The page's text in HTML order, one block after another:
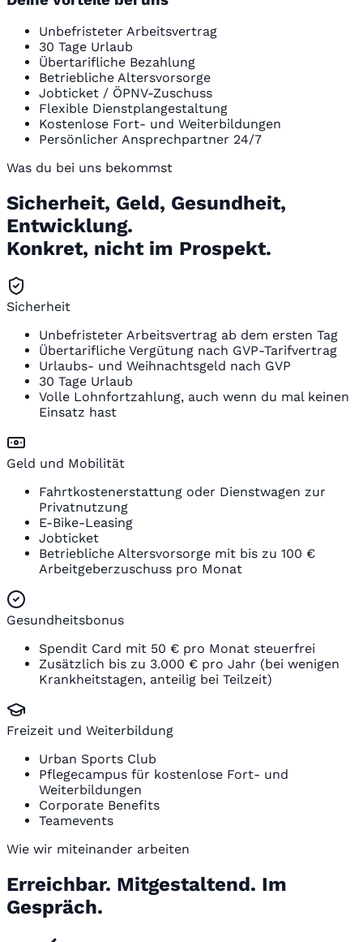
Unbefristeter Arbeitsvertrag
30 Tage Urlaub
Übertarifliche Bezahlung
Betriebliche Altersvorsorge
Jobticket / ÖPNV-Zuschuss
Flexible Dienstplangestaltung
Kostenlose Fort- und Weiterbildungen
Persönlicher Ansprechpartner 24/7
Was du bei uns bekommst
Sicherheit, Geld, Gesundheit,
Entwicklung.
Konkret, nicht im Prospekt.
Sicherheit
Unbefristeter Arbeitsvertrag ab dem ersten Tag
Übertarifliche Vergütung nach GVP-Tarifvertrag
Urlaubs- und Weihnachtsgeld nach GVP
30 Tage Urlaub
Volle Lohnfortzahlung, auch wenn du mal keinen
Einsatz hast
Geld und Mobilität
Fahrtkostenerstattung oder Dienstwagen zur
Privatnutzung
E-Bike-Leasing
Jobticket
Betriebliche Altersvorsorge mit bis zu 100 €
Arbeitgeberzuschuss pro Monat
Gesundheitsbonus
Spendit Card mit 50 € pro Monat steuerfrei
Zusätzlich bis zu 3.000 € pro Jahr (bei wenigen
Krankheitstagen, anteilig bei Teilzeit)
Freizeit und Weiterbildung
Urban Sports Club
Pflegecampus für kostenlose Fort- und
Weiterbildungen
Corporate Benefits
Teamevents
Wie wir miteinander arbeiten
Erreichbar. Mitgestaltend. Im
Gespräch.